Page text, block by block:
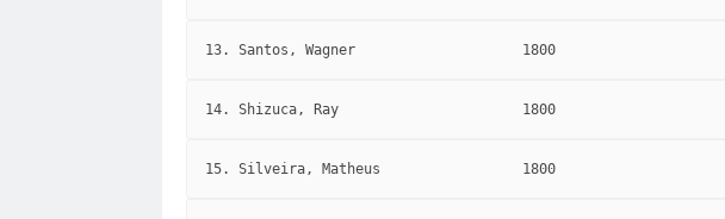
13. Santos, Wagner 1800
14. Shizuca, Ray 1800
15. Silveira, Matheus 1800